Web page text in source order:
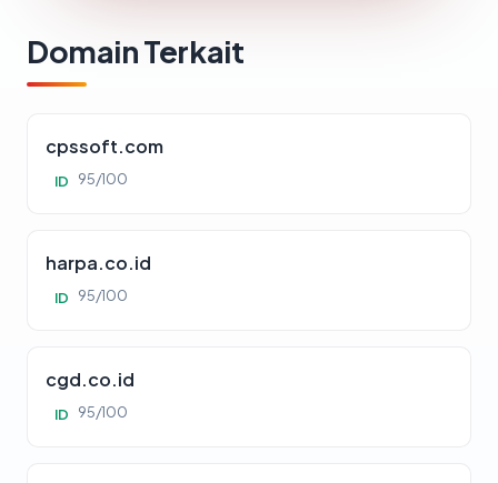
Domain Terkait
cpssoft.com
ID 95/100
harpa.co.id
ID 95/100
cgd.co.id
ID 95/100